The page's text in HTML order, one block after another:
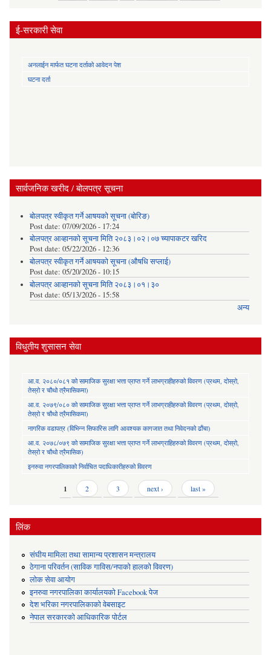
ई-सरकारी सेवा
अनलाईन मार्फत घटना दर्ताको आवेदन पेश
घटना दर्ता
सार्वजनिक खरीद / बोलपत्र सूचना
बोलपत्र स्वीकृत गर्ने आषयको सूचना (बोरिङ)
Post date: 07/09/2026 - 17:24
बोलपत्र आव्हानको सूचना मिति २०८३।०२।०७ च्यापाकटर खरिद
Post date: 05/22/2026 - 12:36
बोलपत्र स्वीकृत गर्ने आषयको सूचना (औषधि सप्लाई)
Post date: 05/20/2026 - 10:15
बोलपत्र आव्हानको सूचना मिति २०८३।०१।३०
Post date: 05/13/2026 - 15:58
अन्य
विधुतीय शुसासन सेवा
आ.व. २०८०/०८१ को सामाजिक सुरक्षा भत्ता प्राप्त गर्ने लाभग्राहीहरुको विवरण (प्रथम, दोस्रो,
तेस्रो र चौथो त्रैमासिकमा)
आ.व. २०७९/०८० को सामाजिक सुरक्षा भत्ता प्राप्त गर्ने लाभग्राहीहरुको विवरण (प्रथम, दोस्रो,
तेस्रो र चौथो त्रैमासिकमा)
नागरिक वडापत्र (विभिन्न सिफारिस लागि आवश्यक कागजात तथा निवेदनको ढाँचा)
आ.व. २०७८/०७९ को सामाजिक सुरक्षा भत्ता प्राप्त गर्ने लाभग्राहिहरुको विवरण (प्रथम, दोस्रो,
तेस्रो र चौथो त्रैमासिक)
इनरुवा नगरपालिकाको निर्वाचित पदाधिकारीहरुको विवरण
1 2 3 next › last »
लिंक
संघीय मामिला तथा सामान्य प्रशासन मन्त्रालय
ठेगाना परिवर्तन (साविक गाविस/नपाको हालको विवरण)
लोक सेवा आयोग
इनरुवा नगरपालिका कार्यालयको Facebook पेज
देश भरिका नगरपालिकाको वेबसाइट
नेपाल सरकारको आधिकारिक पोर्टल